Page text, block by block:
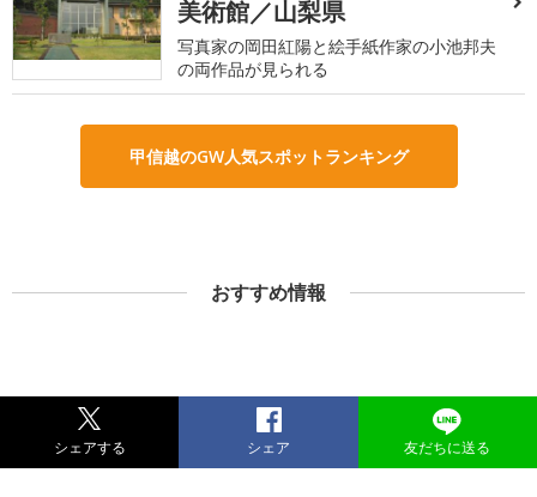
美術館／山梨県
写真家の岡田紅陽と絵手紙作家の小池邦夫
の両作品が見られる
甲信越のGW人気スポットランキング
おすすめ情報
シェアする シェア 友だちに送る